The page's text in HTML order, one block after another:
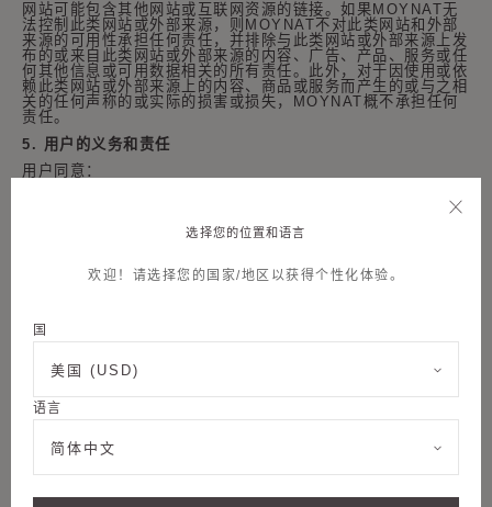
网站可能包含其他网站或互联网资源的链接。如果 MOYNAT无
法控制此类网站或外部来源，则 MOYNAT不对此类网站和外部
来源的可用性承担任何责任，并排除与此类网站或外部来源上发
布的或来自此类网站或外部来源的内容、广告、产品、服务或任
何其他信息或可用数据相关的所有责任。此外，对于因使用或依
赖此类网站或外部来源上的内容、商品或服务而产生的或与之相
关的任何声称的或实际的损害或损失，
MOYNAT概不承担任何
责任。
5. 用户的义务和责任
用户同意：
不会也不允许以不正当方式将网站用于任何非法、欺诈
入侵网站或将任何恶意
代码、病毒或有害数据引入网站或任何操作系统；
(iii)发送或存储包含病毒、蠕虫、特洛伊木马或其他有
用网站，也不会以侵犯
或其作者的知识产权
或 LVMH的声誉的方式使用网站；
·不会以可能损坏、禁用、超载、破坏或损害网站的运行
用户同意对其使用网站以及由此产生的后果承担全部责任。
（包括未经授权的用户进行的活动）承担全部责任。
选择您的位置和语言
欢迎！请选择您的国家/地区以获得个性化体验。
国
美国 (USD)
语言
简体中文